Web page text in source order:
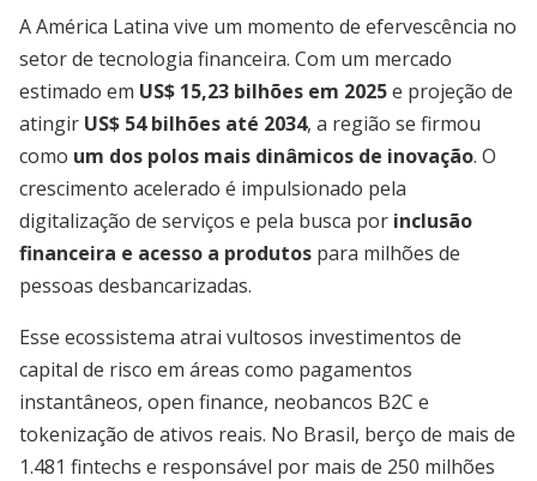
A América Latina vive um momento de efervescência no
setor de tecnologia financeira. Com um mercado
estimado em US$ 15,23 bilhões em 2025e projeção de
atingir US$ 54 bilhões até 2034, a região se firmou
como um dos polos mais dinâmicos de inovação. O
crescimento acelerado é impulsionado pela
digitalização de serviços e pela busca por inclusão
financeira e acesso a produtos para milhões de
pessoas desbancarizadas.
Esse ecossistema atrai vultosos investimentos de
capital de risco em áreas como pagamentos
instantâneos, open finance, neobancos B2C e
tokenização de ativos reais. No Brasil, berço de mais de
1.481 fintechs e responsável por mais de 250 milhões